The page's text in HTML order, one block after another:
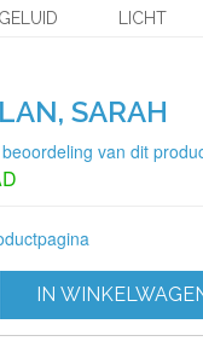
GELUID LICHT
SARAH
van dit
IN